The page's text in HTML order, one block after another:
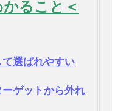
ること＜
選ばれやすい
ゲットから外れ